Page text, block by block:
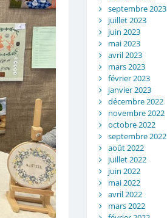
septembre 2023
juillet 2023
juin 2023
mai 2023
avril 2023
mars 2023
février 2023
janvier 2023
décembre 2022
novembre 2022
octobre 2022
septembre 2022
août 2022
juillet 2022
juin 2022
mai 2022
avril 2022
mars 2022